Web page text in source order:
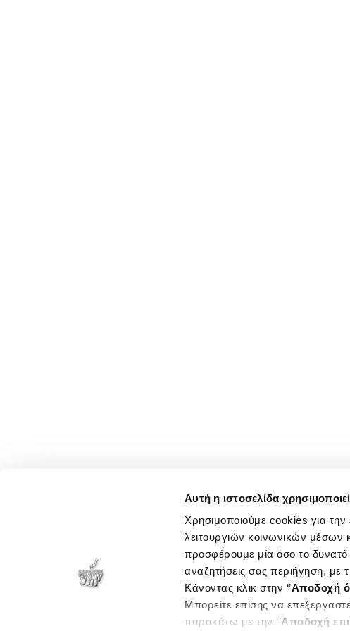
Αυτή η ιστοσελίδα
Χρησιμοποιούμε cookies για
λειτουργιών κοινωνικών μέσων
προσφέρουμε μία όσο το δυνατό
αναζητήσεις σας περιήγηση, με
Κάνοντας κλικ στην ‘’Αποδοχή
Μπορείτε επίσης να
παρακάτω με την ‘’Αποδοχή